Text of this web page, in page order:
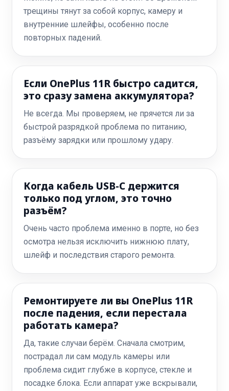
трещины тянут за собой корпус, камеру и
внутренние шлейфы, особенно после
повторных падений.
Если OnePlus 11R быстро садится,
это сразу замена аккумулятора?
Не всегда. Мы проверяем, не прячется ли за
быстрой разрядкой проблема по питанию,
разъёму зарядки или прошлому удару.
Когда кабель USB-C держится
только под углом, это точно
разъём?
Очень часто проблема именно в порте, но без
осмотра нельзя исключить нижнюю плату,
шлейф и последствия старого ремонта.
Ремонтируете ли вы OnePlus 11R
после падения, если перестала
работать камера?
Да, такие случаи берём. Сначала смотрим,
пострадал ли сам модуль камеры или
проблема сидит глубже в корпусе, стекле и
посадке блока. Если аппарат уже вскрывали,